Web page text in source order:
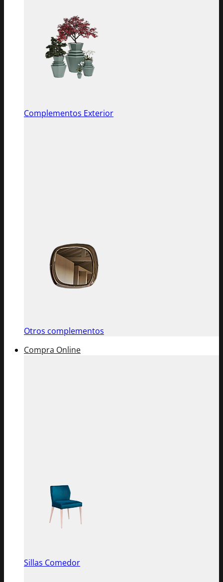
Complementos Exterior
Otros complementos
Compra Online
Sillas Comedor